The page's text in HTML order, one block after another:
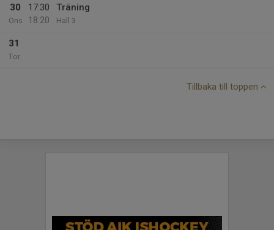
30
Ons
17:30
18:20
Träning
Hall 3
31
Tor
Tillbaka till toppen